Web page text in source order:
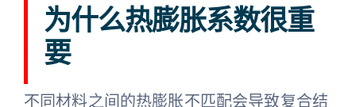
为什么热膨胀系数很重
要
不同材料之间的热膨胀不匹配会导致复合结